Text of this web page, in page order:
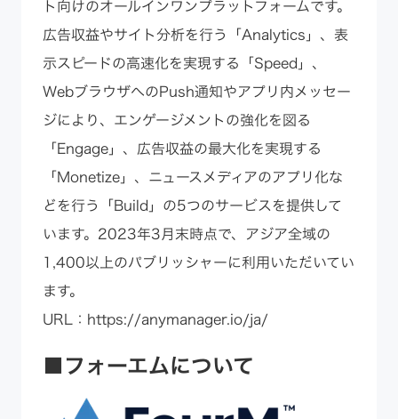
ト向けのオールインワンプラットフォームです。
広告収益やサイト分析を行う「Analytics」、表
示スピードの高速化を実現する「Speed」、
WebブラウザへのPush通知やアプリ内メッセー
ジにより、エンゲージメントの強化を図る
「Engage」、広告収益の最大化を実現する
「Monetize」、ニュースメディアのアプリ化な
どを行う「Build」の5つのサービスを提供して
います。2023年3月末時点で、アジア全域の
1,400以上のパブリッシャーに利用いただいてい
ます。
URL： https://anymanager.io/ja/
■フォーエムについて